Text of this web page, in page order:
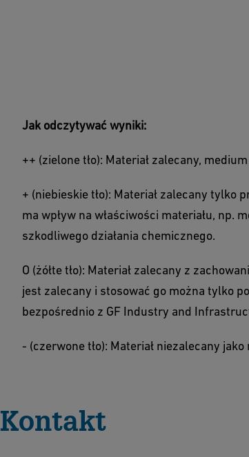
Jak odczytywać wyniki:
++ (zielone tło): Materiał zalecany,
+ (niebieskie tło): Materiał zalecany tylko
ma wpływ na właściwości materiału, np.
szkodliwego działania chemicznego.
O (żółte tło): Materiał zalecany z
jest zalecany i stosować go można tylko
bezpośrednio z GF Industry and
- (czerwone tło): Materiał niezalecany
Kontakt